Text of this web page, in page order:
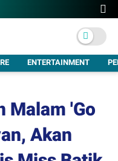
ENTERTAINMENT
Malam 'Go
Akan